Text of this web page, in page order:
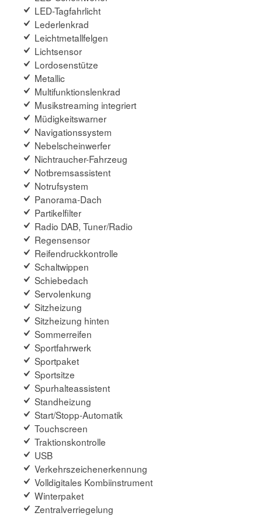
LED-Tagfahrlicht
Lederlenkrad
Leichtmetallfelgen
Lichtsensor
Lordosenstütze
Metallic
Multifunktionslenkrad
Musikstreaming integriert
Müdigkeitswarner
Navigationssystem
Nebelscheinwerfer
Nichtraucher-Fahrzeug
Notbremsassistent
Notrufsystem
Panorama-Dach
Partikelfilter
Radio DAB, Tuner/Radio
Regensensor
Reifendruckkontrolle
Schaltwippen
Schiebedach
Servolenkung
Sitzheizung
Sitzheizung hinten
Sommerreifen
Sportfahrwerk
Sportpaket
Sportsitze
Spurhalteassistent
Standheizung
Start/Stopp-Automatik
Touchscreen
Traktionskontrolle
USB
Verkehrszeichenerkennung
Volldigitales Kombiinstrument
Winterpaket
Zentralverriegelung